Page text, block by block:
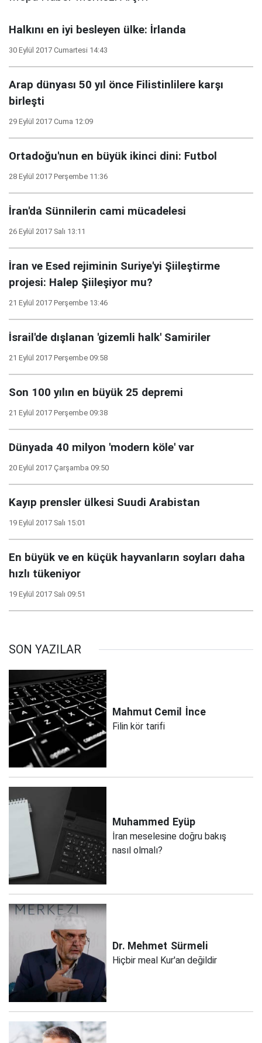
Halkını en iyi besleyen ülke: İrlanda
30 Eylül 2017 Cumartesi 14:43
Arap dünyası 50 yıl önce Filistinlilere karşı
birleşti
29 Eylül 2017 Cuma 12:09
Ortadoğu'nun en büyük ikinci dini: Futbol
28 Eylül 2017 Perşembe 11:36
İran'da Sünnilerin cami mücadelesi
26 Eylül 2017 Salı 13:11
İran ve Esed rejiminin Suriye'yi Şiileştirme
projesi: Halep Şiileşiyor mu?
21 Eylül 2017 Perşembe 13:46
İsrail'de dışlanan 'gizemli halk' Samiriler
21 Eylül 2017 Perşembe 09:58
Son 100 yılın en büyük 25 depremi
21 Eylül 2017 Perşembe 09:38
Dünyada 40 milyon 'modern köle' var
20 Eylül 2017 Çarşamba 09:50
Kayıp prensler ülkesi Suudi Arabistan
19 Eylül 2017 Salı 15:01
En büyük ve en küçük hayvanların soyları daha
hızlı tükeniyor
19 Eylül 2017 Salı 09:51
SON YAZILAR
Mahmut Cemil İnce
Filin kör tarifi
Muhammed Eyüp
İran meselesine doğru bakış
nasıl olmalı?
Dr. Mehmet Sürmeli
Hiçbir meal Kur'an değildir